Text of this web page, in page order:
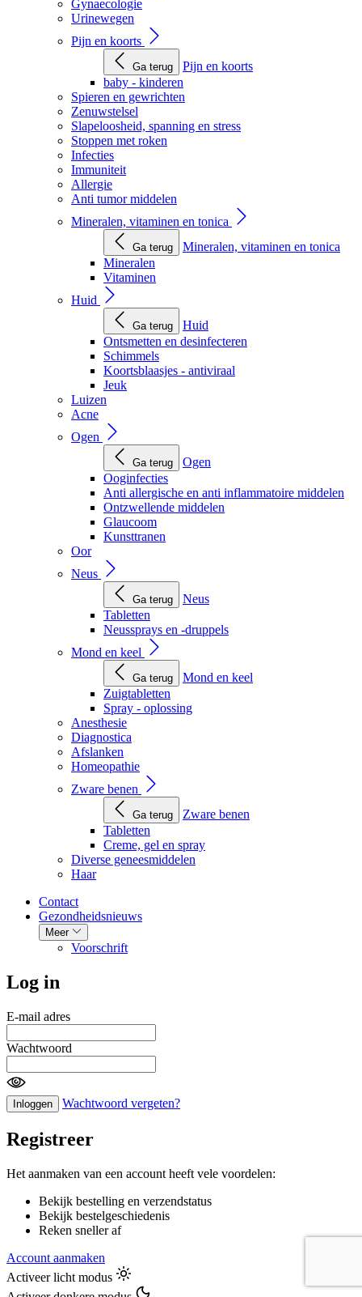
Gynaecologie
Urinewegen
Pijn en koorts
Ga terug
Pijn en koorts
baby - kinderen
Spieren en gewrichten
Zenuwstelsel
Slapeloosheid, spanning en stress
Stoppen met roken
Infecties
Immuniteit
Allergie
Anti tumor middelen
Mineralen, vitaminen en tonica
Ga terug
Mineralen, vitaminen en tonica
Mineralen
Vitaminen
Huid
Ga terug
Huid
Ontsmetten en desinfecteren
Schimmels
Koortsblaasjes - antiviraal
Jeuk
Luizen
Acne
Ogen
Ga terug
Ogen
Ooginfecties
Anti allergische en anti inflammatoire middelen
Ontzwellende middelen
Glaucoom
Kunsttranen
Oor
Neus
Ga terug
Neus
Tabletten
Neussprays en -druppels
Mond en keel
Ga terug
Mond en keel
Zuigtabletten
Spray - oplossing
Anesthesie
Diagnostica
Afslanken
Homeopathie
Zware benen
Ga terug
Zware benen
Tabletten
Creme, gel en spray
Diverse geneesmiddelen
Haar
Contact
Gezondheidsnieuws
Meer
Voorschrift
Log in
E-mail adres
Wachtwoord
Inloggen Wachtwoord vergeten?
Registreer
Het aanmaken van een account heeft vele voordelen:
Bekijk bestelling en verzendstatus
Bekijk bestelgeschiedenis
Reken sneller af
Account aanmaken
Activeer licht modus